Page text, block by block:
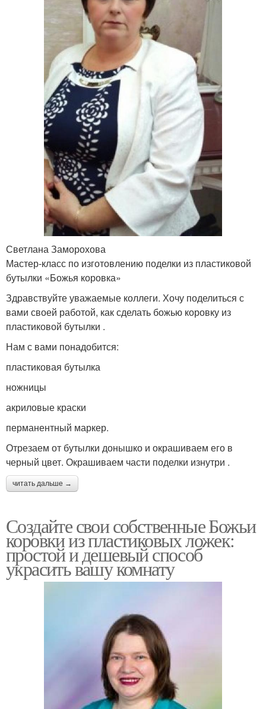
Светлана Заморохова
Мастер-класс по изготовлению поделки из пластиковой
бутылки «Божья коровка»
Здравствуйте уважаемые коллеги. Хочу поделиться с
вами своей работой, как сделать божью коровку из
пластиковой бутылки .
Нам с вами понадобится:
пластиковая бутылка
ножницы
акриловые краски
перманентный маркер.
Отрезаем от бутылки донышко и окрашиваем его в
черный цвет. Окрашиваем части поделки изнутри .
читать дальше →
Создайте свои собственные Божьи
коровки из пластиковых ложек:
простой и дешевый способ
украсить вашу комнату